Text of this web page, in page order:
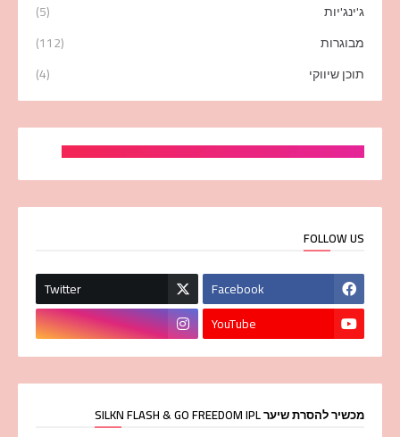
ג'ינג'יות
(5)
מבוגרות
(112)
תוכן שיווקי
(4)
FOLLOW US
Facebook
Twitter
YouTube
מכשיר להסרת שיער SILKN FLASH & GO FREEDOM IPL